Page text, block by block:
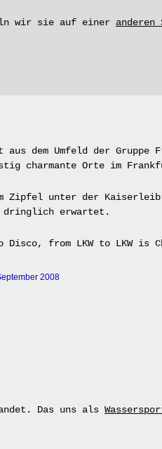
wir sie auf einer anderen
dem Umfeld der Gruppe
charmante Orte im
Zipfel unter der
dringlich erwartet.
Disco, from LKW to LKW is
2008
Das uns als